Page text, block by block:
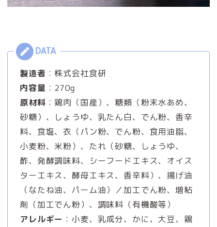
製造者 ：株式会社食研
内容量 ：270g
原材料 ：鶏肉（国産）、糖類（粉末水あめ、
砂糖）、しょうゆ、乳たん白、でん粉、香辛
料、食塩、衣（パン粉、でん粉、食用油脂、
小麦粉、米粉）、たれ（砂糖、しょうゆ、
酢、発酵調味料、シーフードエキス、オイス
ターエキス、酵母エキス、香辛料）、揚げ油
（なたね油、パーム油）／加工でん粉、増粘
剤（加工でん粉）、調味料（有機酸等）
アレルギー ：小麦、乳成分、かに、大豆、鶏